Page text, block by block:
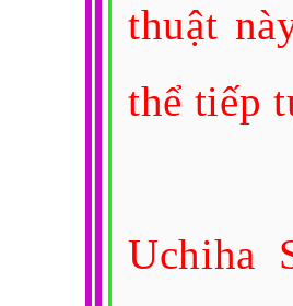
thuật
thể tiếp
Uchiha